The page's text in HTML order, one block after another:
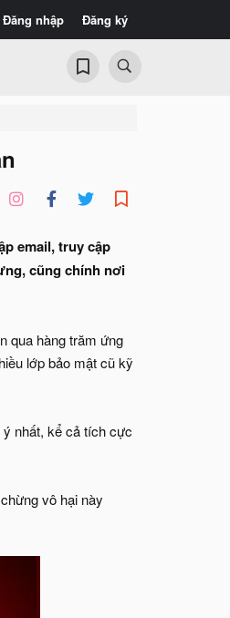
Đăng nhập Đăng ký
email, truy cập
cũng chính nơi
qua hàng trăm ứng
lớp bảo mật cũ kỹ
ý nhất, kể cả tích cực
vô hại này